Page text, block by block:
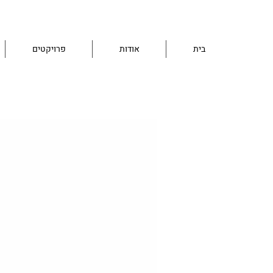
בית אודות פרויקטים